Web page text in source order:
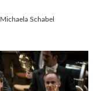
Michaela Schabel